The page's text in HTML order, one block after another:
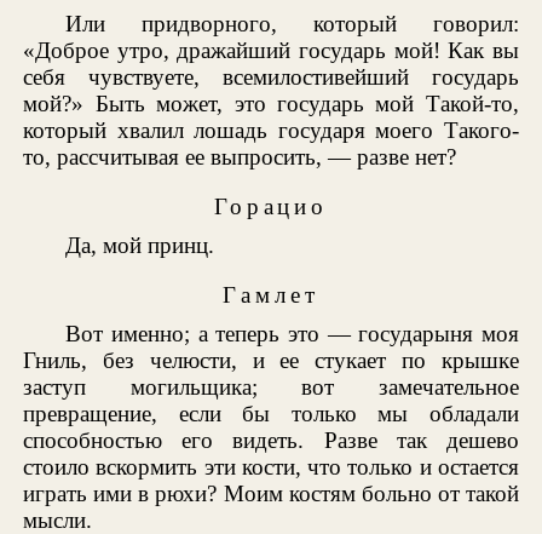
Или придворного, который говорил:
«Доброе утро, дражайший государь мой! Как вы
себя чувствуете, всемилостивейший государь
мой?» Быть может, это государь мой Такой-то,
который хвалил лошадь государя моего Такого-
то, рассчитывая ее выпросить, — разве нет?
Горацио
Да, мой принц.
Гамлет
Вот именно; а теперь это — государыня моя
Гниль, без челюсти, и ее стукает по крышке
заступ могильщика; вот замечательное
превращение, если бы только мы обладали
способностью его видеть. Разве так дешево
стоило вскормить эти кости, что только и остается
играть ими в рюхи? Моим костям больно от такой
мысли.